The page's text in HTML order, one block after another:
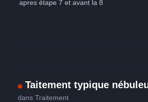
apres étape 7 et avant la 8
Taitement typique
dansTraitement